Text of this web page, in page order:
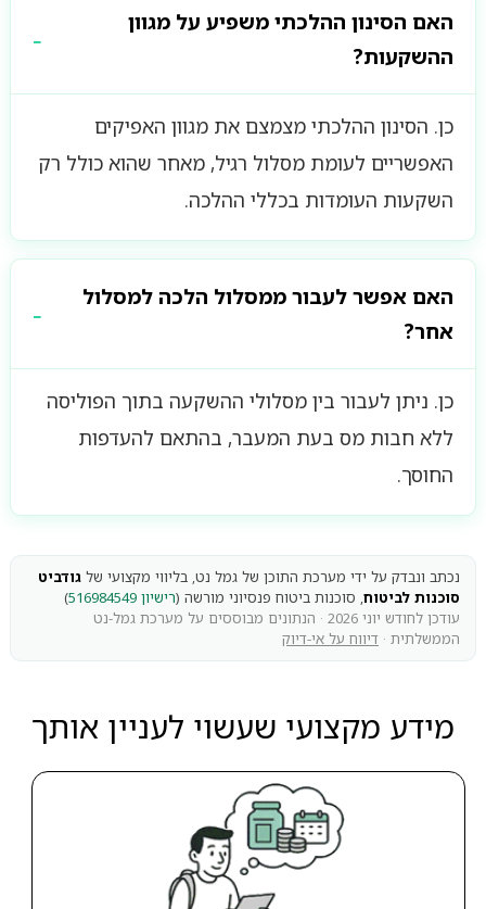
האם הסינון ההלכתי משפיע על מגוון
ההשקעות?
כן. הסינון ההלכתי מצמצם את מגוון האפיקים
האפשריים לעומת מסלול רגיל, מאחר שהוא כולל רק
השקעות העומדות בכללי ההלכה.
האם אפשר לעבור ממסלול הלכה למסלול
אחר?
כן. ניתן לעבור בין מסלולי ההשקעה בתוך הפוליסה
ללא חבות מס בעת המעבר, בהתאם להעדפות
החוסך.
נכתב ונבדק על ידי מערכת התוכן של גמל נט, בליווי מקצועי של גודביט
סוכנות לביטוח, סוכנות ביטוח פנסיוני מורשה (רישיון 516984549
)
עודכן לחודש יוני 2026 · הנתונים מבוססים על מערכת גמל-נט
הממשלתית · דיווח על אי-דיוק
מידע מקצועי שעשוי לעניין אותך